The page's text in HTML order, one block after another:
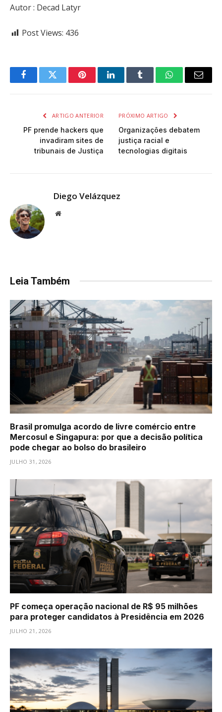
Autor : Decad Latyr
Post Views: 436
FacebookTwitter PinterestLinkedInTumblr WhatsAppEmail
ARTIGO ANTERIOR
PF prende hackers que
invadiram sites de
tribunais de Justiça
PRÓXIMO ARTIGO
Organizações debatem
justiça racial e
tecnologias digitais
Diego Velázquez
Website
Leia Também
Brasil promulga acordo de livre comércio entre
Mercosul e Singapura: por que a decisão política
pode chegar ao bolso do brasileiro
JULHO 31, 2026
PF começa operação nacional de R$ 95 milhões
para proteger candidatos à Presidência em 2026
JULHO 21, 2026